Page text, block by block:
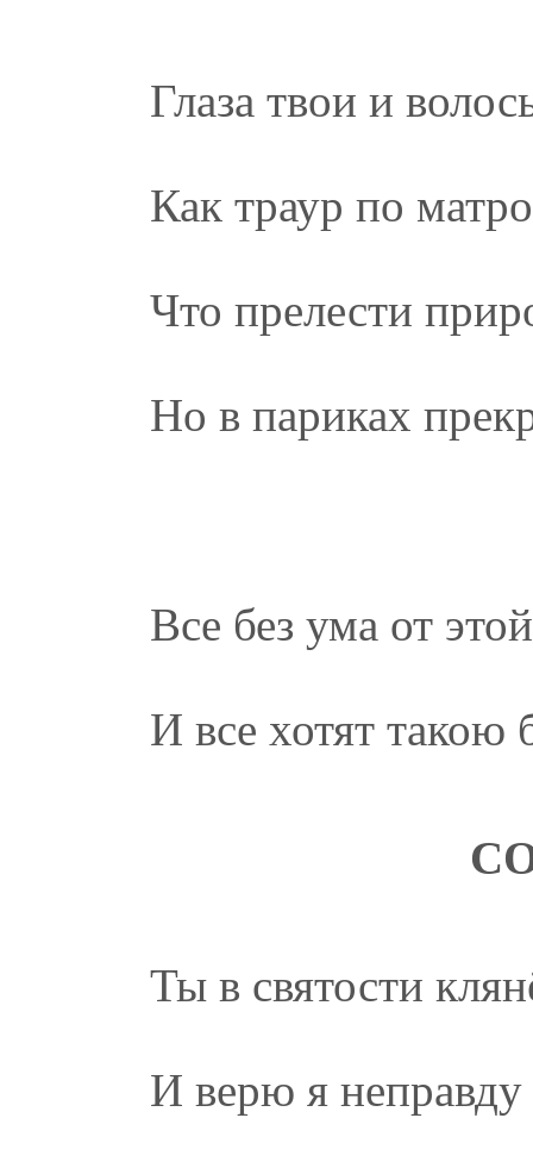
Глаза твои и
Как траур по
Что прелести
Но в париках
Все без ума от
И все хотят такою
Ты в святости
И верю я